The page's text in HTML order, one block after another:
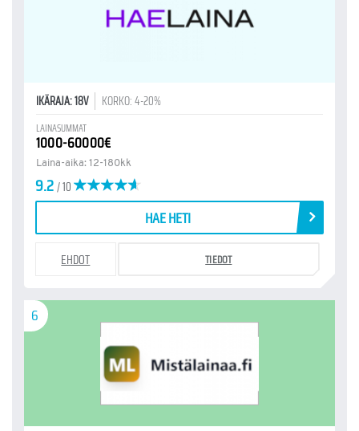
IKÄRAJA: 18V KORKO: 4-20%
LAINASUMMAT
1000-60000€
Laina-aika: 12-180kk
9.2/ 10
HAE HETI
EHDOT TIEDOT
6